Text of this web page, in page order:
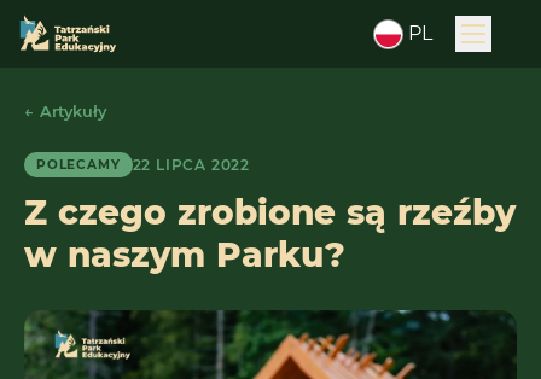
PL
← Artykuły
POLECAMY 22 LIPCA 2022
Z czego zrobione są rzeźby
w naszym Parku?